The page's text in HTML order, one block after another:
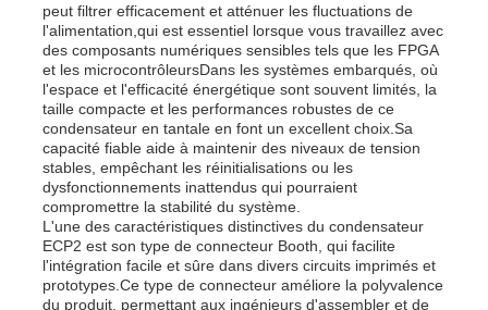
Produits
Vidéos
À propos de nous
Visite de l'usine
peut filtrer efficacement et atténuer les fluctuations de
l'alimentation,qui est essentiel lorsque vous travaillez avec
des composants numériques sensibles tels que les FPGA
et les microcontrôleursDans les systèmes embarqués, où
l'espace et l'efficacité énergétique sont souvent limités, la
taille compacte et les performances robustes de ce
condensateur en tantale en font un excellent choix.Sa
capacité fiable aide à maintenir des niveaux de tension
stables, empêchant les réinitialisations ou les
dysfonctionnements inattendus qui pourraient
compromettre la stabilité du système.
L'une des caractéristiques distinctives du condensateur
ECP2 est son type de connecteur Booth, qui facilite
l'intégration facile et sûre dans divers circuits imprimés et
prototypes.Ce type de connecteur améliore la polyvalence
du produit, permettant aux ingénieurs d'assembler et de